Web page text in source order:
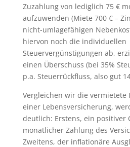
Zuzahlung von lediglich 75 €
aufzuwenden (Miete 700 € –
nicht-umlagefähigen
hiervon noch die individuellen
Steuervergünstigungen ab,
einen Überschuss (bei 35%
p.a. Steuerrückfluss, also gut
Vergleichen wir die
einer Lebensversicherung,
deutlich: Erstens, ein positiver
monatlicher Zahlung des
Zweitens, der inflationäre